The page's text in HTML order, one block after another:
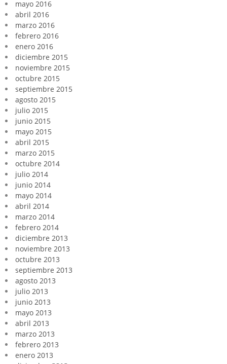
mayo 2016
abril 2016
marzo 2016
febrero 2016
enero 2016
diciembre 2015
noviembre 2015
octubre 2015
septiembre 2015
agosto 2015
julio 2015
junio 2015
mayo 2015
abril 2015
marzo 2015
octubre 2014
julio 2014
junio 2014
mayo 2014
abril 2014
marzo 2014
febrero 2014
diciembre 2013
noviembre 2013
octubre 2013
septiembre 2013
agosto 2013
julio 2013
junio 2013
mayo 2013
abril 2013
marzo 2013
febrero 2013
enero 2013